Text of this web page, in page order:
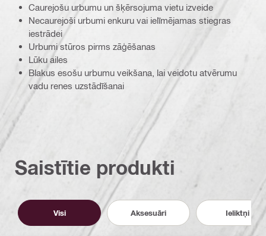
Caurejošu urbumu un šķērsojuma vietu izveide
Necaurejoši urbumi enkuru vai ielīmējamas stiegras
iestrādei
Urbumi stūros pirms zāģēšanas
Lūku ailes
Blakus esošu urbumu veikšana, lai veidotu atvērumu
vadu renes uzstādīšanai
Saistītie produkti
Visi Aksesuāri Ieliktņi